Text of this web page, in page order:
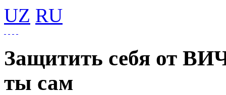
UZ RU
Защитить себя от
ты сам